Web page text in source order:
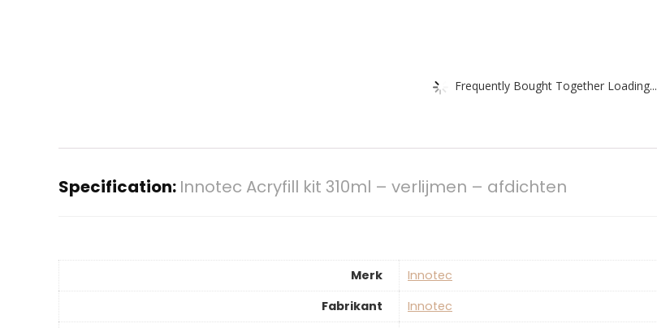
Frequently Bought Together Loading...
Specification: Innotec Acryfill kit 310ml – verlijmen – afdichten
Merk
‎Innotec
Fabrikant
‎Innotec